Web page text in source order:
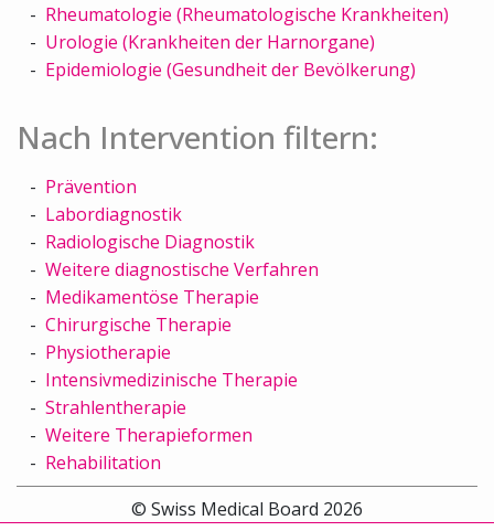
Rheumatologie (Rheumatologische Krankheiten)
Urologie (Krankheiten der Harnorgane)
Epidemiologie (Gesundheit der Bevölkerung)
Nach Intervention filtern:
Prävention
Labordiagnostik
Radiologische Diagnostik
Weitere diagnostische Verfahren
Medikamentöse Therapie
Chirurgische Therapie
Physiotherapie
Intensivmedizinische Therapie
Strahlentherapie
Weitere Therapieformen
Rehabilitation
© Swiss Medical Board 2026